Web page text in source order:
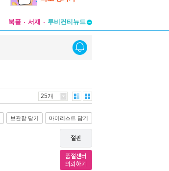
북플 서재
투비컨티뉴드
투비컨티뉴드
25개
보관함 담기 마이리스트 담기
절판
품절센터
의뢰하기